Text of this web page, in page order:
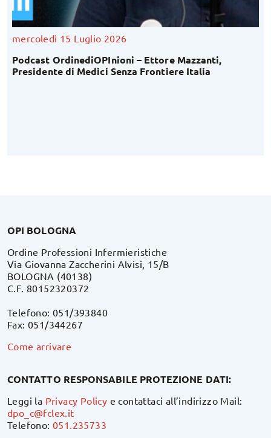
mercoledì 15 Luglio 2026
Podcast OrdinediOPInioni – Ettore Mazzanti,
Presidente di Medici Senza Frontiere Italia
OPI BOLOGNA
Ordine Professioni Infermieristiche
Via Giovanna Zaccherini Alvisi, 15/B
BOLOGNA (40138)
C.F. 80152320372
Telefono: 051/393840
Fax: 051/344267
Come arrivare
CONTATTO RESPONSABILE PROTEZIONE DATI:
Leggi la Privacy Policy e contattaci all’indirizzo Mail:
dpo_c@fclex.it
Telefono:051.235733